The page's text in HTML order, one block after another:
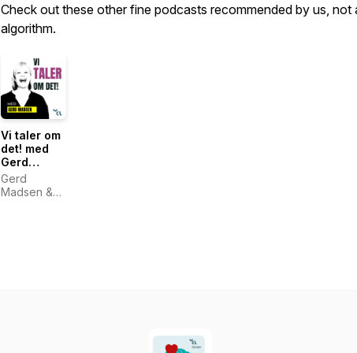
Check out these other fine podcasts recommended by us, not
algorithm.
Vi taler om
det! med
Gerd
Madsen
Gerd
Madsen &